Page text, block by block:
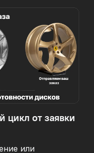
цикл от заявки
или